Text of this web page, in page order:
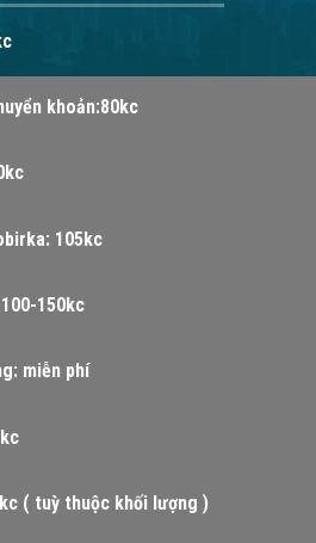
khoản:80kc
105kc
150kc
miễn phí
( tuỳ thuộc khối lượng )